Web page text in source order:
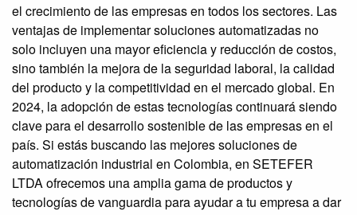
el crecimiento de las empresas en todos los sectores. Las
ventajas de implementar soluciones automatizadas no
solo incluyen una mayor eficiencia y reducción de costos,
sino también la mejora de la seguridad laboral, la calidad
del producto y la competitividad en el mercado global. En
2024, la adopción de estas tecnologías continuará siendo
clave para el desarrollo sostenible de las empresas en el
país. Si estás buscando las mejores soluciones de
automatización industrial en Colombia, en SETEFER
LTDA ofrecemos una amplia gama de productos y
tecnologías de vanguardia para ayudar a tu empresa a dar